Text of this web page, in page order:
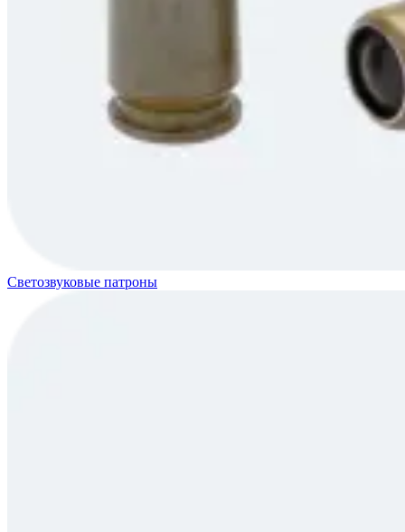
Светозвуковые патроны